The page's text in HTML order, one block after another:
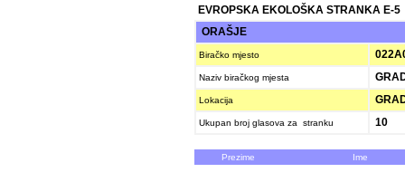
EVROPSKA EKOLOŠKA STRANKA E-5
ORAŠJE
Biračko mjesto
Naziv biračkog mjesta
Lokacija
Ukupan broj glasova za stranku 10
Prezime Ime